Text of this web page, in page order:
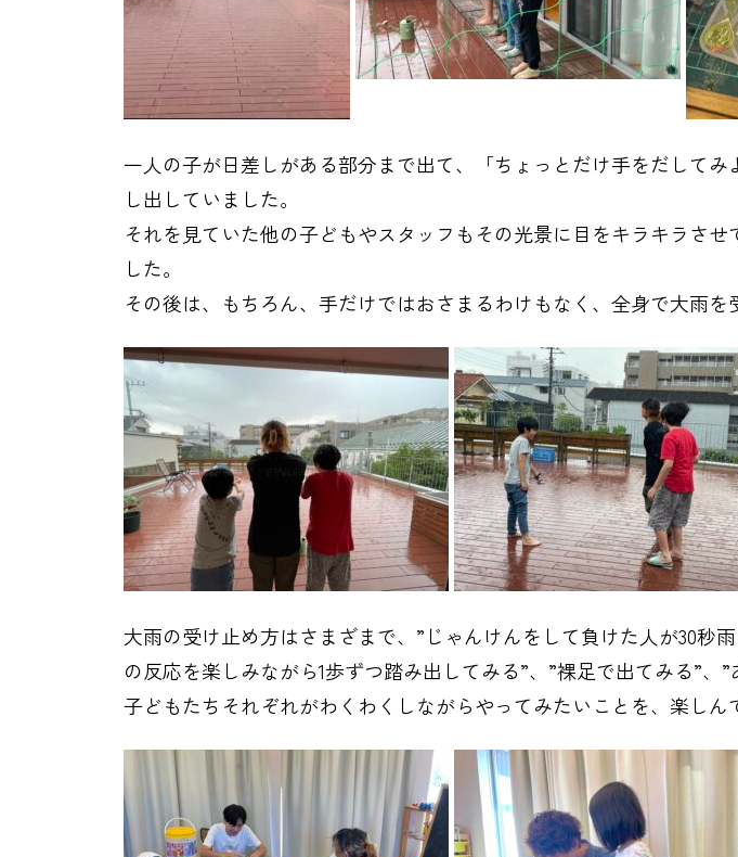
一人の子が日差しがある部分まで出て、「ちょっとだけ手をだして
し出していました。
それを見ていた他の子どもやスタッフもその光景に目をキラキラさ
した。
その後は、もちろん、手だけではおさまるわけもなく、全身で大雨を
大雨の受け止め方はさまざまで、”じゃんけんをして負けた人が30秒
の反応を楽しみながら1歩ずつ踏み出してみる”、”裸足で出てみる”、”
子どもたちそれぞれがわくわくしながらやってみたいことを、楽しん